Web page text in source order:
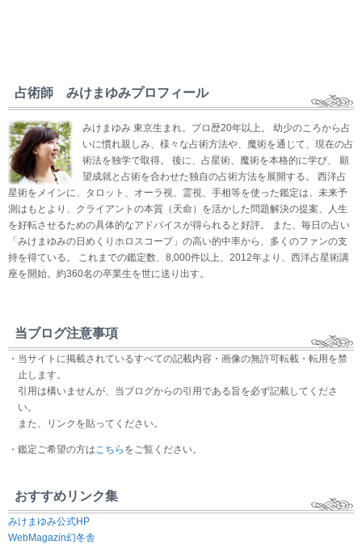
占術師 みけまゆみプロフィール
みけまゆみ 東京生まれ。プロ歴20年以上。 幼少のころから占
いに慣れ親しみ、様々な占術方法や、魔術を通じて、現在の占
術法を独学で取得。 後に、占星術、魔術を本格的に学び、 願
望成就と占術を合わせた独自の占術方法を展開する。 西洋占
星術をメインに、タロット、オーラ視、霊視、手相等を使った鑑定は、未来予
測はもとより、クライアントの本質（天命）を活かした問題解決の提案、人生
を好転させるための具体的なアドバイスが得られると好評。 また、毎日の占い
「みけまゆみの日めくりホロスコープ」の高い的中率から、多くのファンの支
持を得ている。 これまでの鑑定数、8,000件以上、2012年より、西洋占星術講
座を開始。約360名の卒業生を世に送り出す。
当ブログ注意事項
・当サイトに掲載されているすべての記載内容・画像の無許可転載・転用を禁
止します。
引用は構いませんが、当ブログからの引用である旨を必ず記載してくださ
い。
また、リンクを貼ってください。
・鑑定ご希望の方はこちら をご覧ください。
おすすめリンク集
みけまゆみ公式HP
WebMagazin幻冬舎